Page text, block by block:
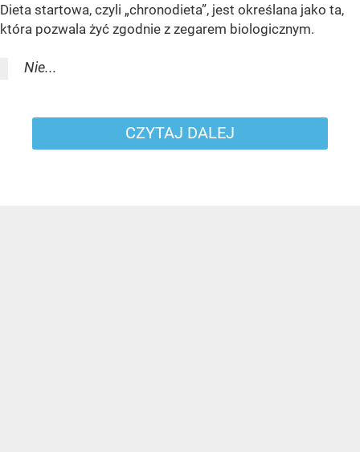
Dieta startowa, czyli „chronodieta”, jest określana jako ta,
która pozwala żyć zgodnie z zegarem biologicznym.
Nie...
CZYTAJ DALEJ